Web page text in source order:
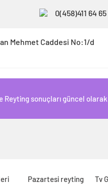
0(458)411 64 65
Mehmet Caddesi No:1/d
Reyting sonuçları güncel
Pazartesi reyting Tv